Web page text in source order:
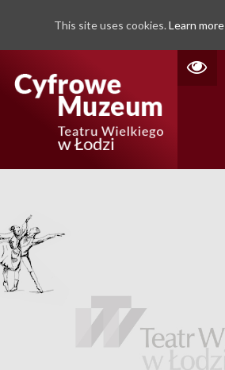
This site uses cookies. Learn more